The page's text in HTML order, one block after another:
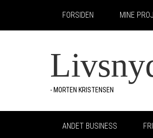
FORSIDEN MINE
- MORTEN KRISTENSEN
ANDET BUSINESS